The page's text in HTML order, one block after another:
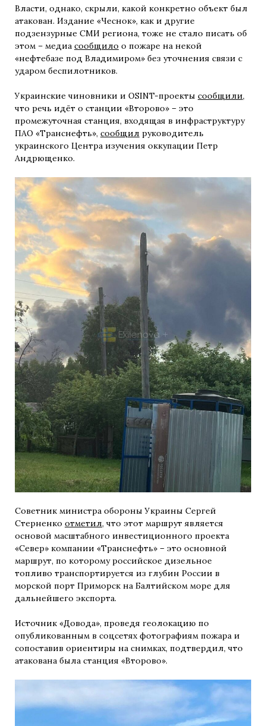
Власти, однако, скрыли, какой конкретно объект был
атакован. Издание «Чеснок», как и другие
подзензурные СМИ региона, тоже не стало писать об
этом – медиа сообщило о пожаре на некой
«нефтебазе под Владимиром» без уточнения связи с
ударом беспилотников.
Украинские чиновники и OSINT-проекты сообщили,
что речь идёт о станции «Второво» – это
промежуточная станция, входящая в инфраструктуру
ПАО «Транснефть», сообщил руководитель
украинского Центра изучения оккупации Петр
Андрющенко.
Советник министра обороны Украины Сергей
Стерненко отметил, что этот маршрут является
основой масштабного инвестиционного проекта
«Север» компании «Транснефть» – это основной
маршрут, по которому российское дизельное
топливо транспортируется из глубин России в
морской порт Приморск на Балтийском море для
дальнейшего экспорта.
Источник «Довода», проведя геолокацию по
опубликованным в соцсетях фотографиям пожара и
сопоставив ориентиры на снимках, подтвердил, что
атакована была станция «Второво».